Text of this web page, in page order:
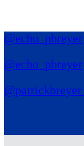
@echo_pbreyer
@echo_pbreyer